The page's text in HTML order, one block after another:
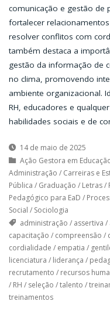
comunicação e gestão de
fortalecer
resolver conflitos com
também destaca a
gestão da informação de
no clima, promovendo
ambiente organizacional.
RH, educadores e
habilidades sociais e de
14 de maio de 2025
Ação Gestora em
Administração / Carreiras e
Pública / Graduação / Letras/
Pedagógico para EaD /
Social / Sociologia
administração / assertiva /
capacitação / compreensão /
cordialidade / empatia /
licenciatura / liderança /
recrutamento / recursos
/ RH / seleção /talento /
treinamentos